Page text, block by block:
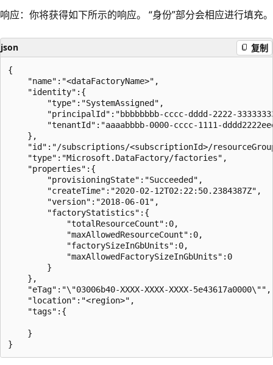
响应：你将获得如下所示的响应。 “身份”部分会相应进行填充。
json 复制
{
    "name":"<dataFactoryName>",
    "identity":{
        "type":"SystemAssigned",
"principalId":"bbbbbbbb-cccc-dddd-2222-
"tenantId":"aaaabbbb-0000-cccc-1111-
    },
"id":"/subscriptions/<subscriptionId>/
    "type":"Microsoft.DataFactory/factories",
    "properties":{
        "provisioningState":"Succeeded",
        "createTime":"2020-02-12T02:22:50.2384387Z",
        "version":"2018-06-01",
        "factoryStatistics":{
            "totalResourceCount":0,
            "maxAllowedResourceCount":0,
            "factorySizeInGbUnits":0,
            "maxAllowedFactorySizeInGbUnits":0
        }
    },
    "eTag":"\"03006b40-XXXX-XXXX-XXXX-5e43617a0000\"",
    "location":"<region>",
    "tags":{
    }